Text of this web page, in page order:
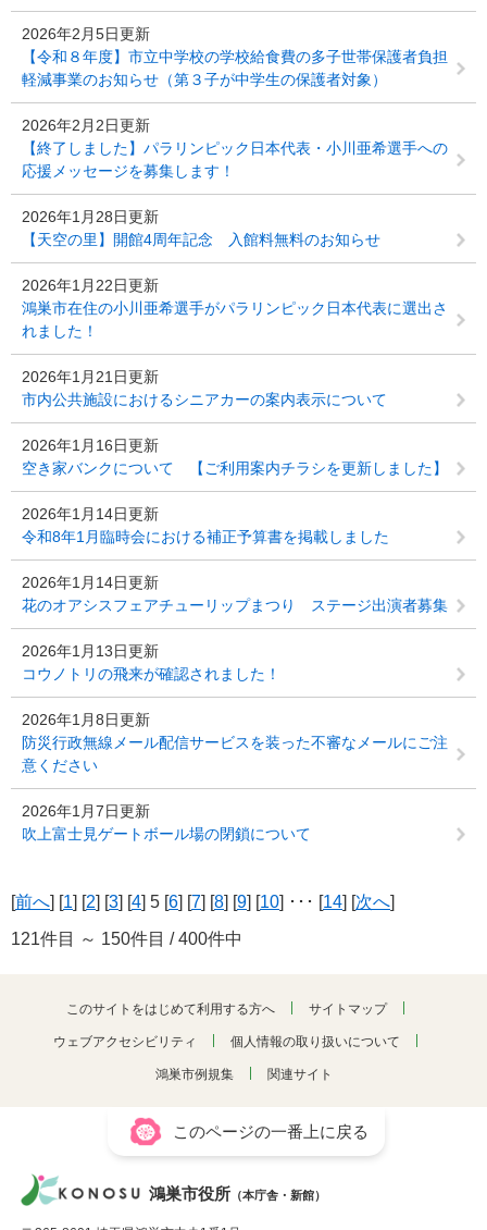
2026年2月5日更新
【令和８年度】市立中学校の学校給食費の多子世帯保護者負担
軽減事業のお知らせ（第３子が中学生の保護者対象）
2026年2月2日更新
【終了しました】パラリンピック日本代表・小川亜希選手への
応援メッセージを募集します！
2026年1月28日更新
【天空の里】開館4周年記念 入館料無料のお知らせ
2026年1月22日更新
鴻巣市在住の小川亜希選手がパラリンピック日本代表に選出さ
れました！
2026年1月21日更新
市内公共施設におけるシニアカーの案内表示について
2026年1月16日更新
空き家バンクについて 【ご利用案内チラシを更新しました】
2026年1月14日更新
令和8年1月臨時会における補正予算書を掲載しました
2026年1月14日更新
花のオアシスフェアチューリップまつり ステージ出演者募集
2026年1月13日更新
コウノトリの飛来が確認されました！
2026年1月8日更新
防災行政無線メール配信サービスを装った不審なメールにご注
意ください
2026年1月7日更新
吹上富士見ゲートボール場の閉鎖について
[前へ] [1] [2] [3] [4] 5 [6] [7] [8] [9] [10] ･･･ [14] [次へ]
121件目 ～ 150件目 / 400件中
このサイトをはじめて利用する方へ サイトマップ
ウェブアクセシビリティ 個人情報の取り扱いについて
鴻巣市例規集 関連サイト
このページの一番上に戻る
鴻巣市役所 （本庁舎・新館）